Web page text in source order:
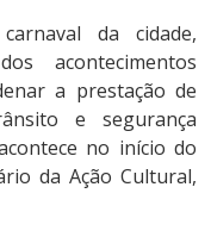
da cidade,
acontecimentos
a prestação de
e segurança
no início do
da Ação Cultural,